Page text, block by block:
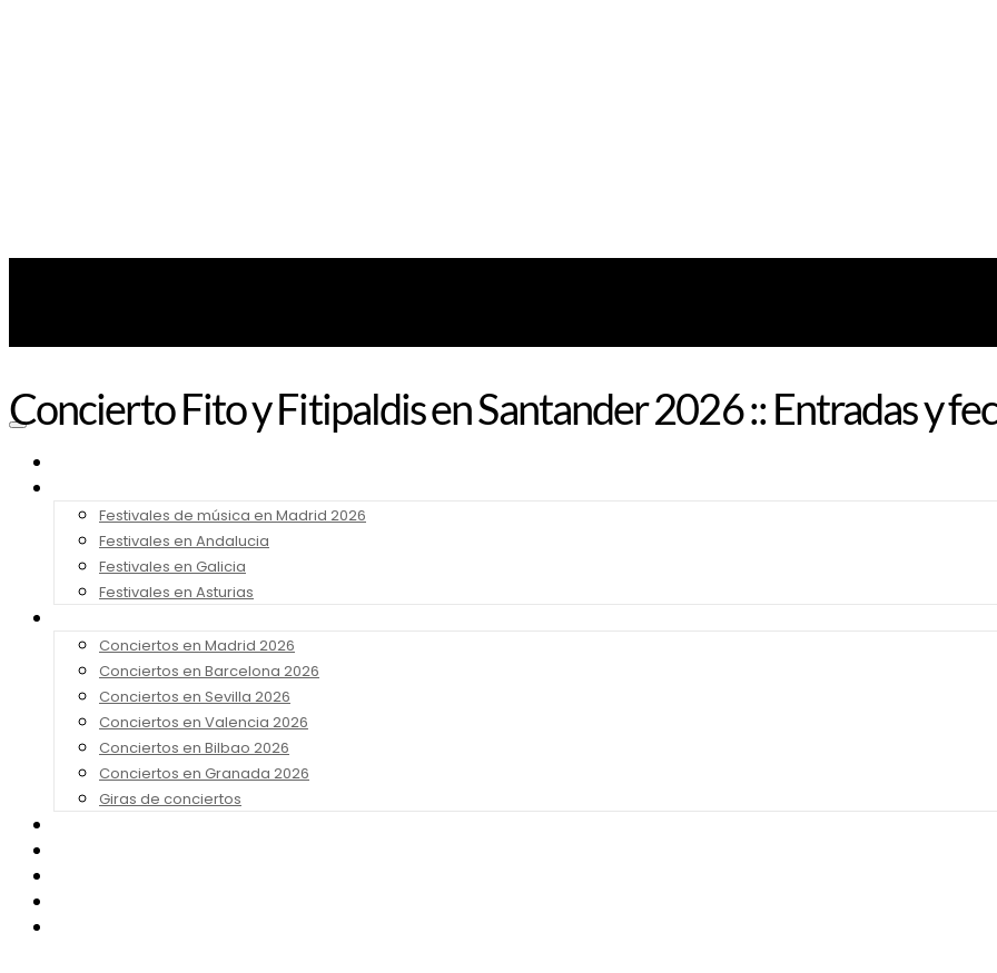
Festivales de música en Madrid 2026
Festivales en Andalucia
Festivales en Galicia
Festivales en Asturias
Conciertos en Madrid 2026
Conciertos en Barcelona 2026
Conciertos en Sevilla 2026
Conciertos en Valencia 2026
Conciertos en Bilbao 2026
Conciertos en Granada 2026
Giras de conciertos
Concierto Fito y Fitipaldis en Santander 2026 :: Entradas y